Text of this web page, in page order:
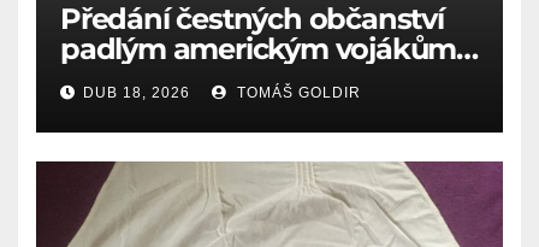
Předání čestných občanství
padlým americkým vojákům
k 81. výročí osvobození Aše
(18.4.1945)
DUB 18, 2026 TOMÁŠ GOLDIR